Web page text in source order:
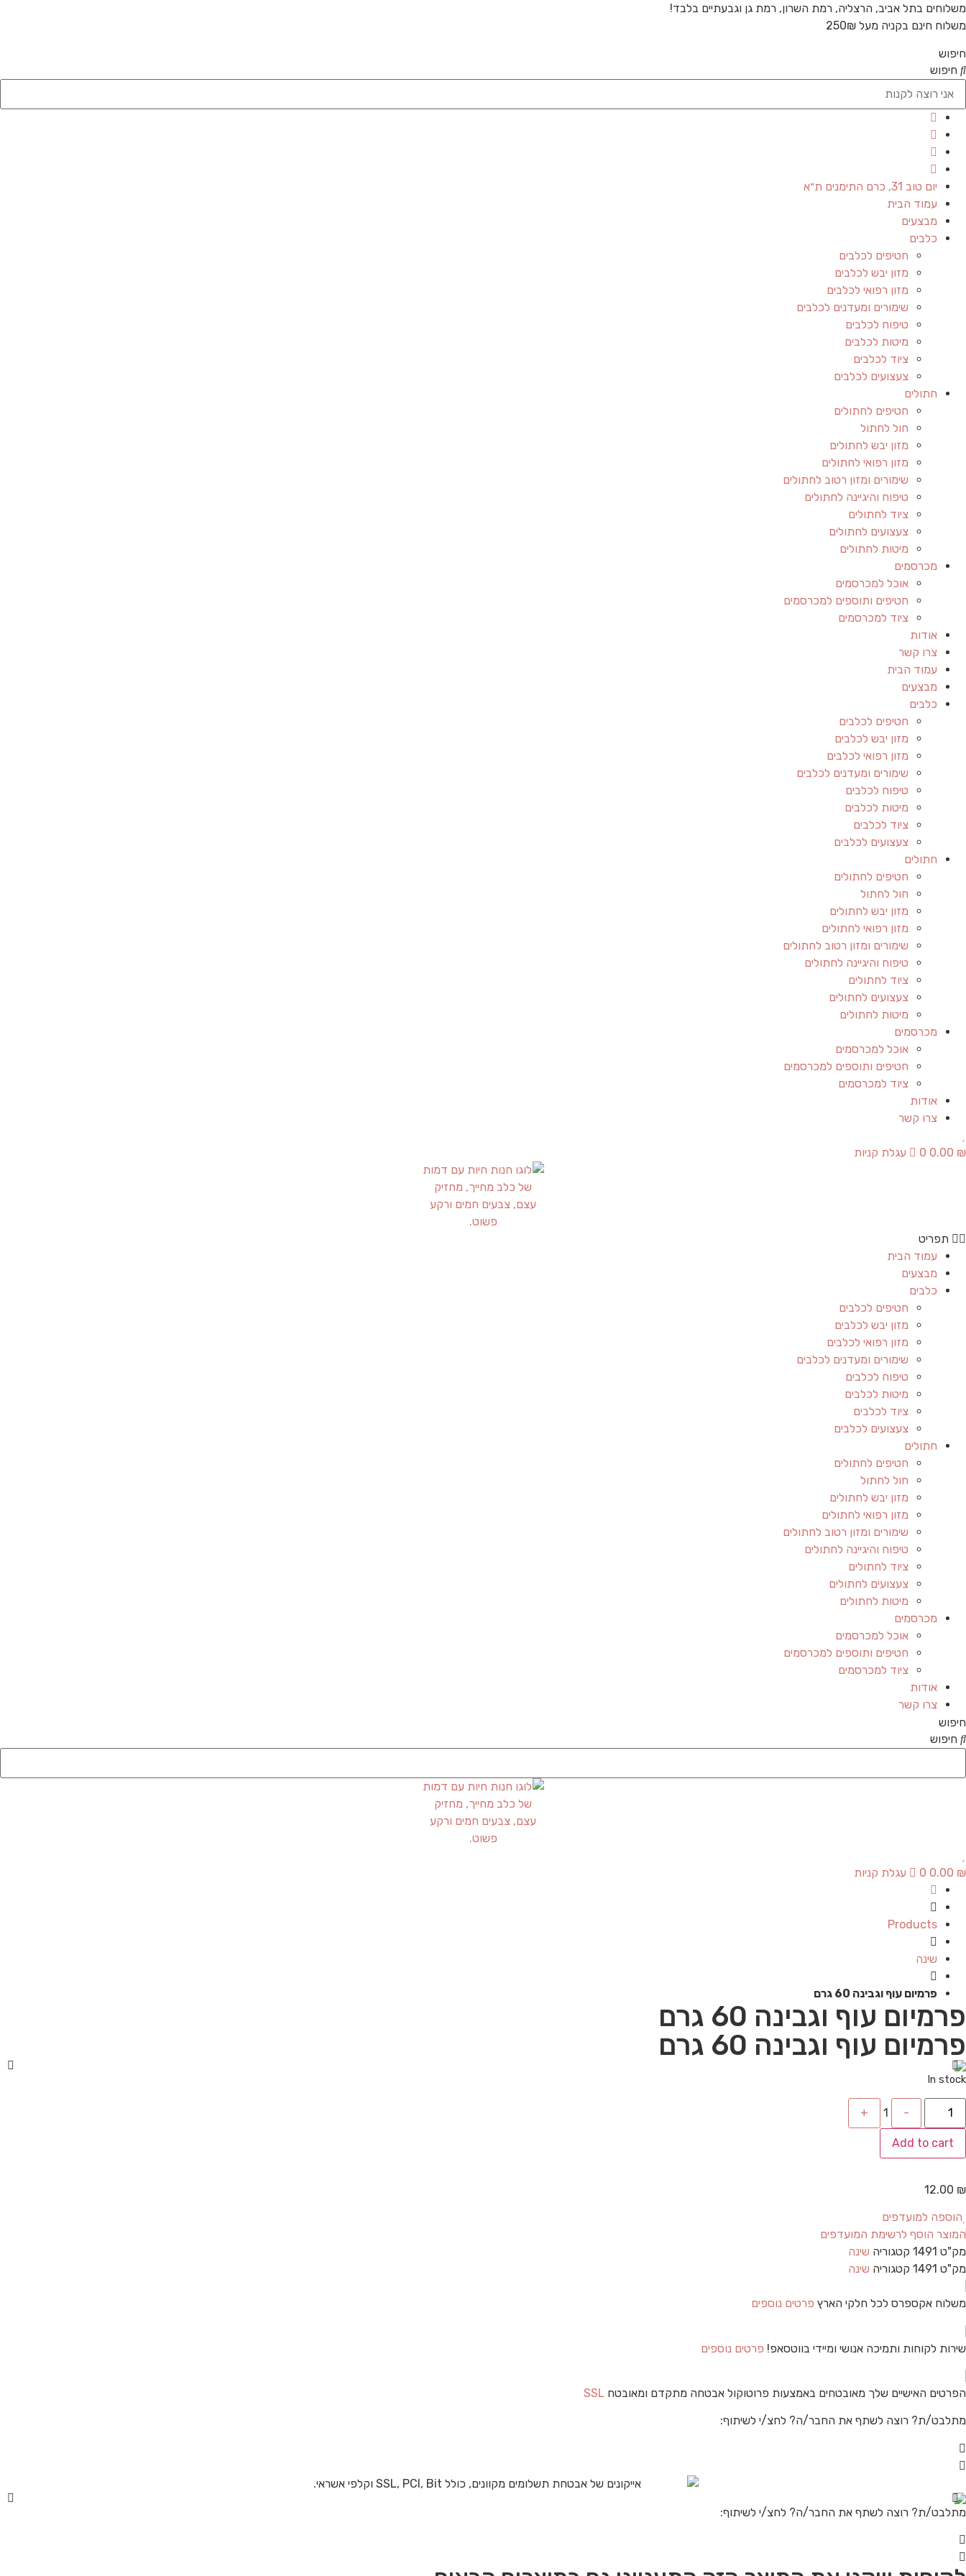
משלוחים בתל אביב, הרצליה, רמת השרון, רמת גן וגבעתיים בלבד!
משלוח חינם בקניה מעל 250₪
חיפוש
חיפוש
יום טוב 31, כרם התימנים ת״א
עמוד הבית
מבצעים
כלבים
חטיפים לכלבים
מזון יבש לכלבים
מזון רפואי לכלבים
שימורים ומעדנים לכלבים
טיפוח לכלבים
מיטות לכלבים
ציוד לכלבים
צעצועים לכלבים
חתולים
חטיפים לחתולים
חול לחתול
מזון יבש לחתולים
מזון רפואי לחתולים
שימורים ומזון רטוב לחתולים
טיפוח והיגיינה לחתולים
ציוד לחתולים
צעצועים לחתולים
מיטות לחתולים
מכרסמים
אוכל למכרסמים
חטיפים ותוספים למכרסמים
ציוד למכרסמים
אודות
צרו קשר
עמוד הבית
מבצעים
כלבים
חטיפים לכלבים
מזון יבש לכלבים
מזון רפואי לכלבים
שימורים ומעדנים לכלבים
טיפוח לכלבים
מיטות לכלבים
ציוד לכלבים
צעצועים לכלבים
חתולים
חטיפים לחתולים
חול לחתול
מזון יבש לחתולים
מזון רפואי לחתולים
שימורים ומזון רטוב לחתולים
טיפוח והיגיינה לחתולים
ציוד לחתולים
צעצועים לחתולים
מיטות לחתולים
מכרסמים
אוכל למכרסמים
חטיפים ותוספים למכרסמים
ציוד למכרסמים
אודות
צרו קשר
0.00 ₪
0 עגלת קניות
תפריט
עמוד הבית
מבצעים
כלבים
חטיפים לכלבים
מזון יבש לכלבים
מזון רפואי לכלבים
שימורים ומעדנים לכלבים
טיפוח לכלבים
מיטות לכלבים
ציוד לכלבים
צעצועים לכלבים
חתולים
חטיפים לחתולים
חול לחתול
מזון יבש לחתולים
מזון רפואי לחתולים
שימורים ומזון רטוב לחתולים
טיפוח והיגיינה לחתולים
ציוד לחתולים
צעצועים לחתולים
מיטות לחתולים
מכרסמים
אוכל למכרסמים
חטיפים ותוספים למכרסמים
ציוד למכרסמים
אודות
צרו קשר
חיפוש
חיפוש
0.00 ₪
0 עגלת קניות
Products
שינה
פרמיום עוף וגבינה 60 גרם
פרמיום עוף וגבינה 60 גרם
פרמיום עוף וגבינה 60 גרם
In stock
Quantity
-
1
+
Add to cart
12.00 ₪
הוספה למועדפים
המוצר הוסף לרשימת המועדפים
מק"ט 1491 קטגוריה שינה
מק"ט 1491 קטגוריה שינה
משלוח אקספרס לכל חלקי הארץ פרטים נוספים
שירות לקוחות ותמיכה אנושי ומיידי בווטסאפ! פרטים נוספים
הפרטים האישיים שלך מאובטחים באמצעות פרוטוקול אבטחה מתקדם ומאובטח SSL
מתלבט/ת? רוצה לשתף את החבר/ה? לחצ/י לשיתוף:
מתלבט/ת? רוצה לשתף את החבר/ה? לחצ/י לשיתוף: